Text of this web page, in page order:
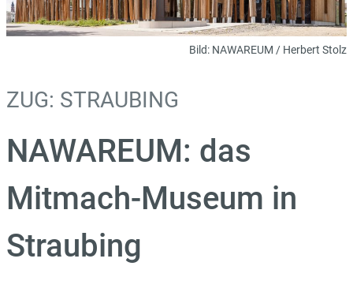
Bild: NAWAREUM / Herbert Stolz
ZUG: STRAUBING
NAWAREUM: das
Mitmach-Museum in
Straubing